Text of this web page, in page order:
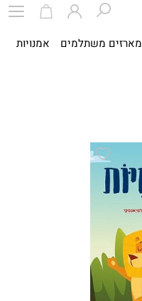
מארזים משתלמים אמנויות